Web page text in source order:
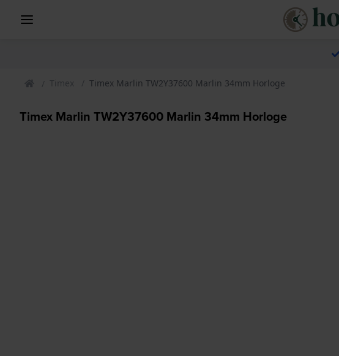
Timex Timex Marlin TW2Y37600 Marlin 34mm Horloge
Timex Marlin TW2Y37600 Marlin 34mm Horloge